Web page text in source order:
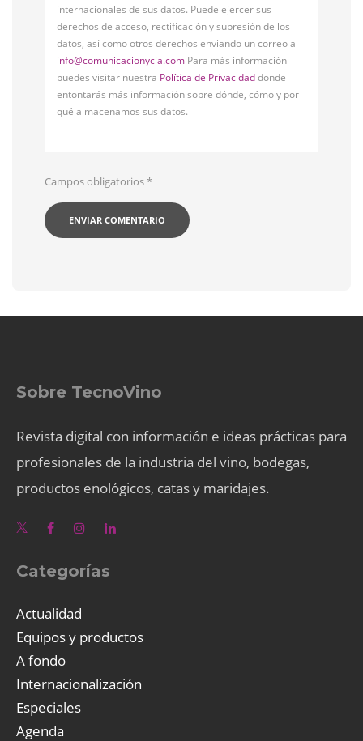
internacionales de sus datos. Puede ejercer sus
derechos de acceso, rectificación y supresión de los
datos, así como otros derechos enviando un correo a
info@comunicacionycia.com Para más información
puedes visitar nuestra Política de Privacidaddonde
entontarás más información sobre dónde, cómo y por
qué almacenamos sus datos.
Campos obligatorios*
Sobre TecnoVino
Revista digital con información e ideas prácticas para
profesionales de la industria del vino, bodegas,
productos enológicos, catas y maridajes.
Categorías
Actualidad
Equipos y productos
A fondo
Internacionalización
Especiales
Agenda